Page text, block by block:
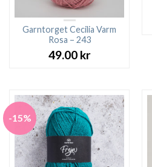
Garntorget Cecilia Varm
Rosa – 243
49.00 kr
-15%